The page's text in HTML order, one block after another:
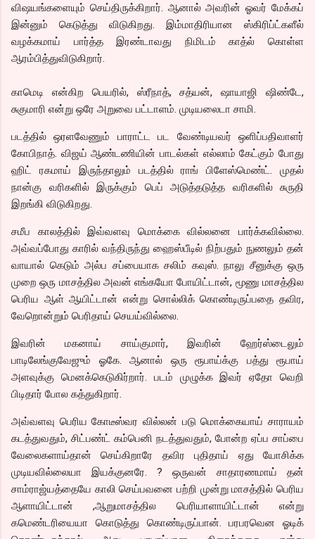
விஷயங்களையும் செய்திருக்கிறார். ஆனால் அவரின் ஓவர் மேக்கப்
இன்னும் கெடுத்து விடுகிறது. இம்மாதிரியான ஸ்கிரிப்ட்களீல்
வழக்கமாய் பார்த்த இரண்டாவது நிமிடம் காத்ல் கொள்ள
ஆரம்பித்துவிடுகிறார்.
காமெடி என்கிற பெயரில், ஸ்ரீநாத், சத்யன், ஷாயாஜி ஷிண்டே,
சுகுமாரி என்று ஒரே அறுவை பட்டாளம். முடியலைடா சாமி.
படத்தில் ஒரளவேணும் பாராட்ட பட வேண்டியவர் ஒளிப்பதிவாளர்
கோபிநாத். விஜய் ஆண்டணியின் பாடல்கள் எல்லாம் கேட்கும் போது
ஹிட் ரகமாய் இருந்தாலும் படத்தில் ராங் பிளேஸ்மெண்ட். முதல்
நான்கு வரிகளில் இருக்கும் பெப் அடுத்தடுத்த வரிகளில் சுருதி
இறங்கி விடுகிறது.
சமீப காலத்தில் இவ்வளவு மொக்கை வில்லனை பார்க்கவில்லை.
அவ்வப்போது காரில் வந்திருந்து ஹைஸ்பீடில் நிற்பதும் நுணலும் தன்
வாயால் கெடும் அல்ப சப்பையாக சலிம் கவுஸ். நாலு சீனுக்கு ஒரு
முறை ஒரு மாசத்தில அவன் எங்கயோ போயிட்டான், மூணு மாசத்தில
பெரிய ஆள் ஆயிட்டான் என்று சொல்லிக் கொண்டிருப்பதை தவிர,
வேறொன்றும் பெரிதாய் செயய்வில்லை.
இவரின் மகனாய் சாய்குமார், இவரின் ஹேர்ஸ்டைலும்
பாடிலேங்குவேஜும் ஓகே. ஆனால் ஒரு ரூபாய்க்கு பத்து ரூபாய்
அளவுக்கு மெனக்கெடுகிர்றார். படம் முழுக்க இவர் ஏதோ வெறி
பிடிதார் போல கத்துகிறார்.
அவ்வளவு பெரிய கோடீஸ்வர வில்லன் படு மொக்கையாய் சாராயம்
கடத்துவதும், சிட்பண்ட் கம்பெனி நடத்துவதும், போன்ற ஏப்ப சாப்பை
வேலைகளாய்தான் செய்கிறாரே தவிர புதிதாய் ஏது யோசிக்க
முடியவில்லையா இயக்குனரே. ? ஒருவன் சாதாரணமாய் தன்
சாம்ராஜ்யத்தையே காலி செய்பவனை பற்றி முன்று மாசத்தில் பெரிய
ஆளாயிட்டான் ,ஆறுமாசத்தில பெரியாளாயிட்டான் என்று
கமெண்டரியையா கொடுத்து கொண்டிருப்பான். பரபரவென ஓடிக்